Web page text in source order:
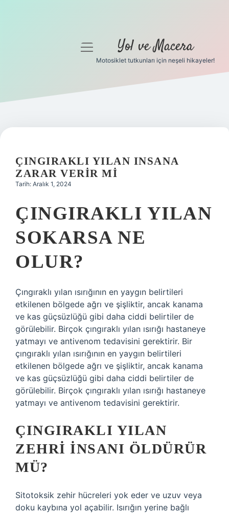
Gizlilik Politikası
Yasal Uyarı
menüyü
Yol ve Macera
Motosiklet tutkunları için neşeli hikayeler!
ÇINGIRAKLI YILAN INSANA
ZARAR VERIR MI
Tarih: Aralık 1, 2024
ÇINGIRAKLI YILAN
SOKARSA NE
OLUR?
Çıngıraklı yılan ısırığının en yaygın belirtileri
etkilenen bölgede ağrı ve şişliktir, ancak kanama
ve kas güçsüzlüğü gibi daha ciddi belirtiler de
görülebilir. Birçok çıngıraklı yılan ısırığı hastaneye
yatmayı ve antivenom tedavisini gerektirir. Bir
çıngıraklı yılan ısırığının en yaygın belirtileri
etkilenen bölgede ağrı ve şişliktir, ancak kanama
ve kas güçsüzlüğü gibi daha ciddi belirtiler de
görülebilir. Birçok çıngıraklı yılan ısırığı hastaneye
yatmayı ve antivenom tedavisini gerektirir.
ÇINGIRAKLI YILAN
ZEHRI INSANI ÖLDÜRÜR
MÜ?
Sitotoksik zehir hücreleri yok eder ve uzuv veya
doku kaybına yol açabilir. Isırığın yerine bağlı